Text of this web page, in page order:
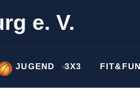
e. V.
JUGEND 3X3 FIT&FUN